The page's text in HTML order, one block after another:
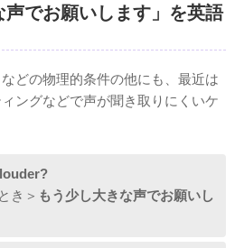
声でお願いします」を英語
どの物理的条件の他にも、最近は
ングなどで声が聞き取りにくいケ
き＞ もう少し大きな声でお願いし